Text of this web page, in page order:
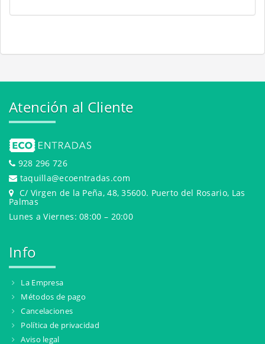
Atención al Cliente
928 296 726
taquilla@ecoentradas.com
C/ Virgen de la Peña, 48, 35600. Puerto del Rosario, Las
Palmas
Lunes a Viernes: 08:00 – 20:00
Info
La Empresa
Métodos de pago
Cancelaciones
Política de privacidad
Aviso legal